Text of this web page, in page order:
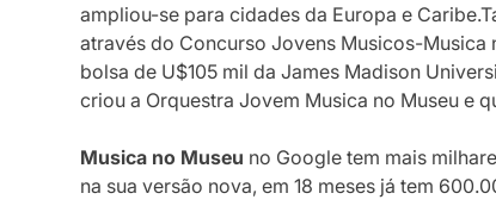
ampliou-se para cidades da Europa e
através do Concurso Jovens Musicos-Musica
bolsa de U$105 mil da James Madison
criou a Orquestra Jovem Musica no Museu e
Musica no Museu no Google tem mais
na sua versão nova, em 18 meses já tem